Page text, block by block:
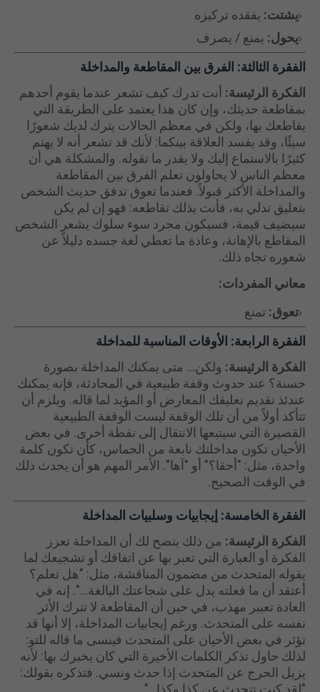
يشتت: يفقده تركيزه
يحول: يمنع / يصرف
الفقرة الثالثة: الفرق بين المقاطعة والمداخلة
الفكرة الرئيسة: أنت تدرك كيف تشعر عندما يقوم أحدهم
بمقاطعة حديثك، وإن كان هذا يعتمد على الطريقة التي
يقاطعك بها، ولكن في معظم الحالات يترك لديك شعورًا
سيئًا، وقد يفسد العلاقة بينكما: لأنك قد تشعر أنه لا يهتم
كثيرًا بالاستماع إليك ولا يقدر ما تقوله. والمشكلة هي أن
معظم الناس لا يحاولون تعلم الفرق بين المقاطعة
والمداخلة الأكثر قبولاً. فعندما تعوق تدفق حديث الشخص
بتعليق تدلي به، فأنت بذلك تقاطعه: فهو إن لم يكن
سيضيف قيمة، فسيكون مجرد سوء سلوك يشعر الشخص
المقاطع بالإهانة، وعادة ما تعطي لغة جسده دليلاً عن
شعوره تجاه ذلك.
معاني المفردات:
تعوق: تمنع
الفقرة الرابعة: الأوقات المناسبة للمداخلة
الفكرة الرئيسة: ولكن... متى يمكنك المداخلة بصورة
حسنة؟ عند حدوث وقفة طبيعية في المحادثة، فإنه يمكنك
عندئذ تقديم تعليقك المعارض أو المؤيد لما قاله. ويلزم أن
تتأكد أولاً من أن تلك الوقفة ليست الوقفة الطبيعية
القصيرة التي سيتبعها الانتقال إلى نقطة أخرى. في بعض
الأحيان تكون مداخلتك نابعة من الحماس، كأن تكون كلمة
واحدة، مثل: "أحقا؟" أو "آها". الأمر المهم هو أن يحدث ذلك
في الوقت الصحيح.
الفقرة الخامسة: إيجابيات وسلبيات المداخلة
الفكرة الرئيسة: من ذلك يتضح لك أن المداخلة تعزز
الفكرة أو العبارة التي تعبر بها عن اتفاقك أو تشجيعك لما
يقوله المتحدث من مضمون المناقشة، مثل: "هل تعلم؟
أعتقد أن ما فعلته يدل على شجاعتك البالغة...". إنه في
العادة تعبير مهذب، في حين أن المقاطعة لا تترك الأثر
نفسه على المتحدث. ورغم إيجابيات المداخلة، إلا أنها قد
تؤثر في بعض الأحيان على المتحدث فينسى ما قاله للتو:
لذلك حاول تذكر الكلمات الأخيرة التي كان يخبرك بها: لأنه
يزيل الحرج عن المتحدث إذا حدث ونسي. فتذكره بقولك:
"لقد كنت تتحدث عن كذا وكذا...".